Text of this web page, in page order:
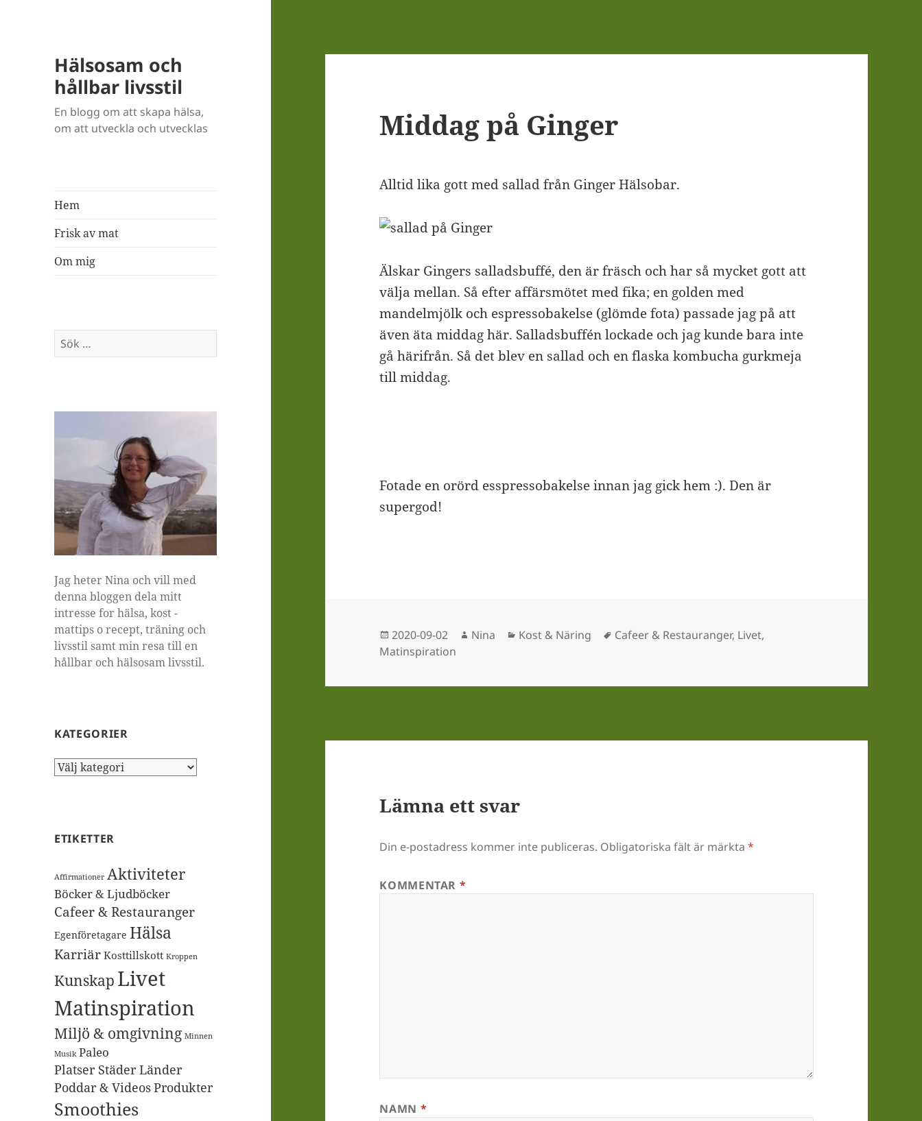
Hälsosam och
hållbar livsstil
En blogg om att skapa hälsa,
om att utveckla och utvecklas
Hem
Frisk av mat
Om mig
Sök
efter:
Jag heter Nina och vill med
denna bloggen dela mitt
intresse for hälsa, kost -
mattips o recept, träning och
livsstil samt min resa till en
hållbar och hälsosam livsstil.
KATEGORIER
Kategorier
ETIKETTER
Affirmationer Aktiviteter
Böcker & Ljudböcker
Cafeer & Restauranger
Egenföretagare Hälsa
Karriär Kosttillskott Kroppen
Kunskap Livet
Matinspiration
Miljö & omgivning Minnen
Musik Paleo
Platser Städer Länder
Poddar & VideosProdukter
Smoothies
Middag på Ginger
Alltid lika gott med sallad från Ginger Hälsobar.
Älskar Gingers salladsbuffé, den är fräsch och har så mycket gott att
välja mellan. Så efter affärsmötet med fika; en golden med
mandelmjölk och espressobakelse (glömde fota) passade jag på att
även äta middag här. Salladsbuffén lockade och jag kunde bara inte
gå härifrån. Så det blev en sallad och en flaska kombucha gurkmeja
till middag.
Fotade en orörd esspressobakelse innan jag gick hem :). Den är
supergod!
Postat
2020-09-02 Författare
Nina Kategorier
Kost & Näring Taggar
Cafeer & Restauranger, Livet,
Matinspiration
Lämna ett svar
Din e-postadress kommer inte publiceras. Obligatoriska fält är märkta*
KOMMENTAR *
NAMN *